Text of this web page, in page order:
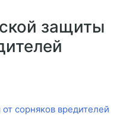
защиты